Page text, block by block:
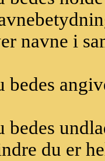
navne i
bedes
bedes
du er